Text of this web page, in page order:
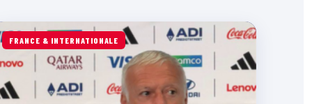
FRANCE & INTERNATIONALE